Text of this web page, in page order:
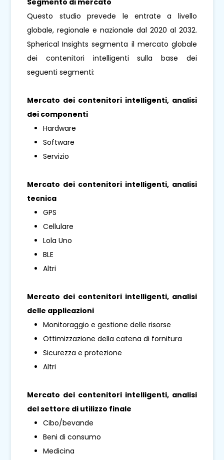
Questo studio prevede le entrate a livello
globale, regionale e nazionale dal 2020 al 2032.
Spherical Insights segmenta il mercato globale
dei contenitori intelligenti sulla base dei
seguenti segmenti:
Mercato dei contenitori intelligenti, analisi
dei componenti
Hardware
Software
Servizio
Mercato dei contenitori intelligenti, analisi
tecnica
GPS
Cellulare
Lola Uno
BLE
Altri
Mercato dei contenitori intelligenti, analisi
delle applicazioni
Monitoraggio e gestione delle risorse
Ottimizzazione della catena di fornitura
Sicurezza e protezione
Altri
Mercato dei contenitori intelligenti, analisi
del settore di utilizzo finale
Cibo/bevande
Beni di consumo
Medicina